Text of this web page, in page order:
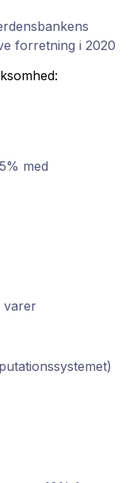
forretning i 2020
:
med
varer